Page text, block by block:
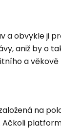
a obvykle ji
aniž by o
a věkově
na